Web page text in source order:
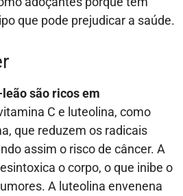
que pode prejudicar a saúde.
são ricos em
C e luteolina, como
que reduzem os radicais
assim o risco de câncer. A
o corpo, o que inibe o
A luteolina envenena